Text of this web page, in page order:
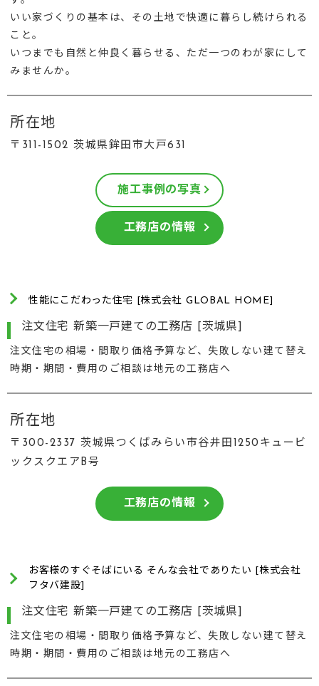
いい家づくりの基本は、その土地で快適に暮らし続けられる
こと。
いつまでも自然と仲良く暮らせる、ただ一つのわが家にして
みませんか。
所在地
〒311-1502 茨城県鉾田市大戸631
施工事例の写真
工務店の情報
性能にこだわった住宅 [株式会社 GLOBAL HOME]
注文住宅 新築一戸建ての工務店 [茨城県]
注文住宅の相場・間取り価格予算など、失敗しない建て替え
時期・期間・費用のご相談は地元の工務店へ
所在地
〒300-2337 茨城県つくばみらい市谷井田1250キュービ
ックスクエアB号
工務店の情報
お客様のすぐそばにいる そんな会社でありたい [株式会社
フタバ建設]
注文住宅 新築一戸建ての工務店 [茨城県]
注文住宅の相場・間取り価格予算など、失敗しない建て替え
時期・期間・費用のご相談は地元の工務店へ